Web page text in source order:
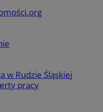
w Rudzie Śląskiej
pracy